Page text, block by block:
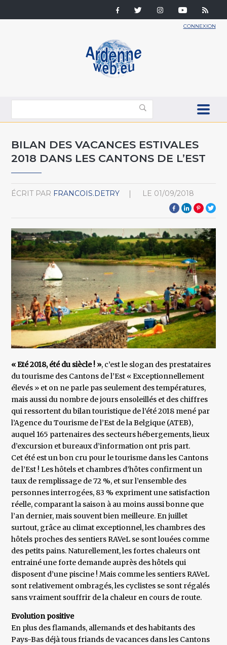
CONNEXION
BILAN DES VACANCES ESTIVALES
2018 DANS LES CANTONS DE L’EST
ÉCRIT PAR FRANCOIS.DETRY LE 01/09/2018
« Eté 2018, été du siècle ! », c’est le slogan des prestataires
du tourisme des Cantons de l’Est « Exceptionnellement
élevés » et on ne parle pas seulement des températures,
mais aussi du nombre de jours ensoleillés et des chiffres
qui ressortent du bilan touristique de l’été 2018 mené par
l’Agence du Tourisme de l’Est de la Belgique (ATEB),
auquel 165 partenaires des secteurs hébergements, lieux
d’excursion et bureaux d’information ont pris part.
Cet été est un bon cru pour le tourisme dans les Cantons
de l’Est ! Les hôtels et chambres d’hôtes confirment un
taux de remplissage de 72 %, et sur l’ensemble des
personnes interrogées, 83 % expriment une satisfaction
réelle, comparant la saison à au moins aussi bonne que
l’an dernier, mais souvent bien meilleure. En juillet
surtout, grâce au climat exceptionnel, les chambres des
hôtels proches des sentiers RAVeL se sont louées comme
des petits pains. Naturellement, les fortes chaleurs ont
entrainé une forte demande auprès des hôtels qui
disposent d’une piscine ! Mais comme les sentiers RAVeL
sont relativement ombragés, les cyclistes se sont régalés
sans vraiment souffrir de la chaleur en cours de route.
Evolution positive
En plus des flamands, allemands et des habitants des
Pays-Bas déjà tous friands de vacances dans les Cantons